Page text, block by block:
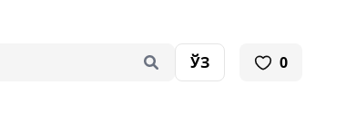
ЎЗ 0